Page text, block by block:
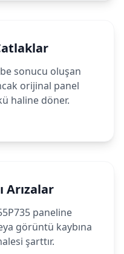
sonucu oluşan
orijinal panel
haline döner.
Arızalar
paneline
görüntü kaybına
şarttır.